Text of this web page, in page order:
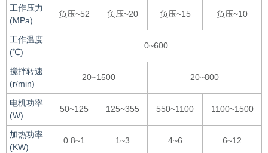
工作压力
(MPa)
负压~52 负压~20 负压~15 负压~10
工作温度
(℃)
0~600
搅拌转速
(r/min)
20~1500 20~800
电机功率
(W)
50~125 125~355 550~1100 1100~1500
加热功率
(KW)
0.8~1 1~3 4~6 6~12